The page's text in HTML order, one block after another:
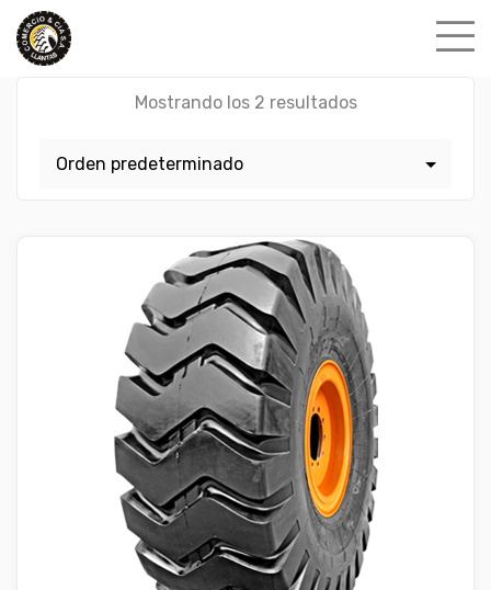
Skip
content
Mostrando los 2 resultados